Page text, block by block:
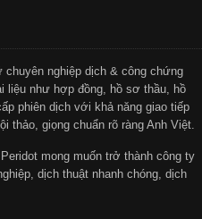
chuyên nghiệp dịch & công chứng
liệu như hợp đồng, hồ sơ thầu, hồ
phiên dịch với khả năng giao tiếp
thảo, giọng chuẩn rõ ràng Anh Việt.
mong muốn trở thành công ty
dịch thuật nhanh chóng, dịch